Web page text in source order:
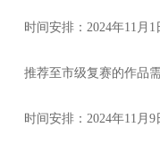
时间安排：2024年11月
推荐至市级复赛的作品
时间安排：2024年11月